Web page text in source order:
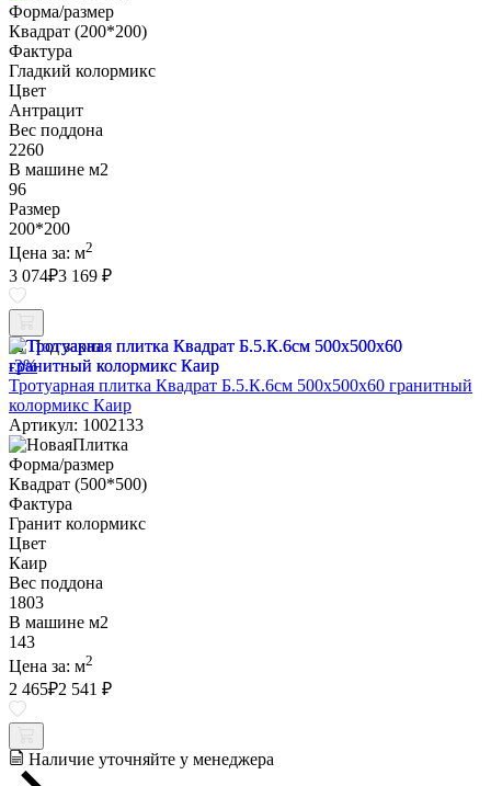
Форма/размер
Квадрат (200*200)
Фактура
Гладкий колормикс
Цвет
Антрацит
Вес поддона
2260
В машине м2
96
Размер
200*200
Цена за: м2
3 074₽3 169 ₽
Под заказ
-3%
Тротуарная плитка Квадрат Б.5.К.6см 500х500х60 гранитный
колормикс Каир
Артикул: 1002133
Форма/размер
Квадрат (500*500)
Фактура
Гранит колормикс
Цвет
Каир
Вес поддона
1803
В машине м2
143
Цена за: м2
2 465₽2 541 ₽
Наличие уточняйте у менеджера